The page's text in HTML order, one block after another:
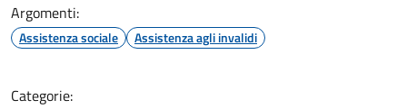
Argomenti:
Assistenza sociale Assistenza agli invalidi
Categorie: